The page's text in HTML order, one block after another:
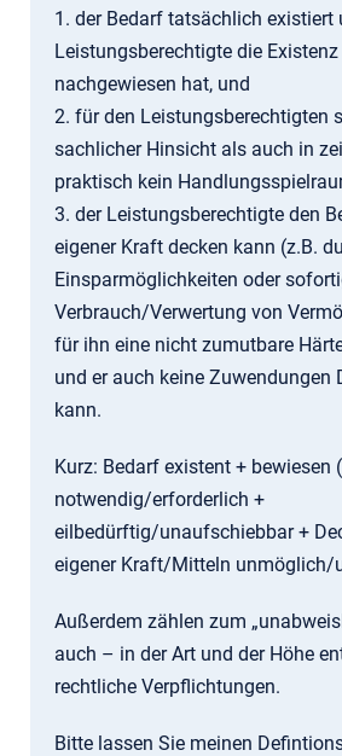
1. der Bedarf tatsächlich existiert
Leistungsberechtigte die
nachgewiesen hat, und
2. für den Leistungsberechtigten
sachlicher Hinsicht als auch in
praktisch kein
3. der Leistungsberechtigte den
eigener Kraft decken kann (z.B.
Einsparmöglichkeiten oder
Verbrauch/Verwertung von
für ihn eine nicht zumutbare
und er auch keine Zuwendungen
kann.
Kurz: Bedarf existent + bewiesen
notwendig/erforderlich +
eilbedürftig/unaufschiebbar +
eigener Kraft/Mitteln unmöglich/
Außerdem zählen zum
auch – in der Art und der Höhe
rechtliche Verpflichtungen.
Bitte lassen Sie meinen